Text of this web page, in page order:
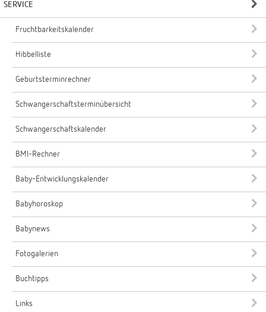
SERVICE
Fruchtbarkeitskalender
Hibbelliste
Geburtsterminrechner
Schwangerschaftsterminübersicht
Schwangerschaftskalender
BMI-Rechner
Baby-Entwicklungskalender
Babyhoroskop
Babynews
Fotogalerien
Buchtipps
Links